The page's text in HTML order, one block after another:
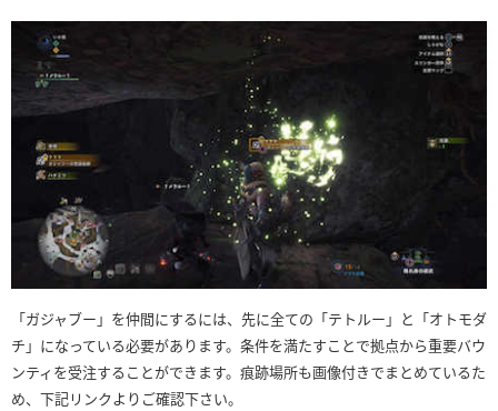
「ガジャブー」を仲間にするには、先に全ての「テトルー」と「オトモダ
チ」になっている必要があります。条件を満たすことで拠点から重要バウ
ンティを受注することができます。痕跡場所も画像付きでまとめているた
め、下記リンクよりご確認下さい。